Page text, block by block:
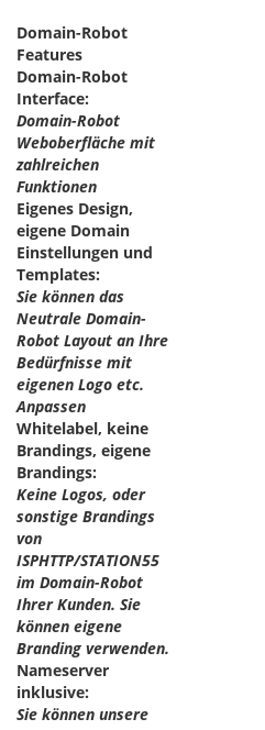
Domain-Robot
Features
Domain-Robot
Interface:
Domain-Robot
Weboberfläche mit
zahlreichen
Funktionen
Eigenes Design,
eigene Domain
Einstellungen und
Templates:
Sie können das
Neutrale Domain-
Robot Layout an Ihre
Bedürfnisse mit
eigenen Logo etc.
Anpassen
Whitelabel, keine
Brandings, eigene
Brandings:
Keine Logos, oder
sonstige Brandings
von
ISPHTTP/STATION55
im Domain-Robot
Ihrer Kunden. Sie
können eigene
Branding verwenden.
Nameserver
inklusive:
Sie können unsere